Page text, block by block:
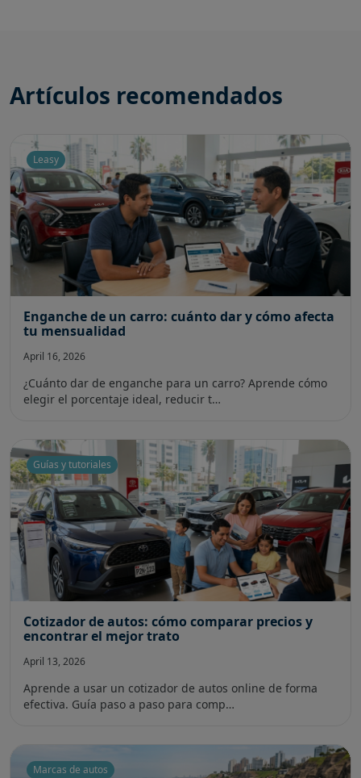
Artículos recomendados
Leasy
Enganche de un carro: cuánto dar y cómo afecta
tu mensualidad
April 16, 2026
¿Cuánto dar de enganche para un carro? Aprende cómo
elegir el porcentaje ideal, reducir t…
Guías y tutoriales
Cotizador de autos: cómo comparar precios y
encontrar el mejor trato
April 13, 2026
Aprende a usar un cotizador de autos online de forma
efectiva. Guía paso a paso para comp…
Marcas de autos